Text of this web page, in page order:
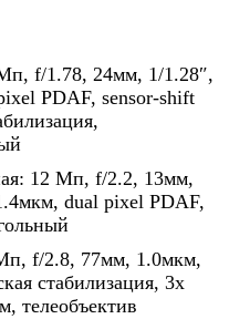
f/1.78, 24мм, 1/1.28″,
PDAF, sensor-shift
12 Мп, f/2.2, 13мм,
dual pixel PDAF,
f/2.8, 77мм, 1.0мкм,
стабилизация, 3x
телеобъектив